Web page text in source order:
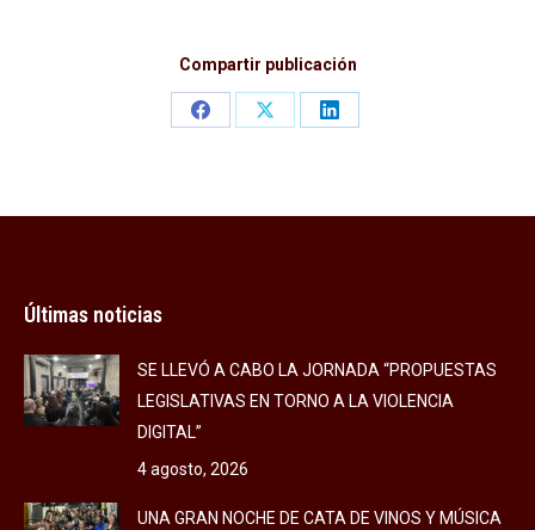
Compartir publicación
Share
Share
Share
Últimas noticias
SE LLEVÓ A CABO LA JORNADA “PROPUESTAS
LEGISLATIVAS EN TORNO A LA VIOLENCIA
DIGITAL”
4 agosto, 2026
UNA GRAN NOCHE DE CATA DE VINOS Y MÚSICA